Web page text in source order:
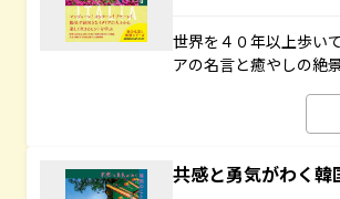
世界を４０年以上歩い
アの名言と癒やしの絶
共感と勇気がわく韓